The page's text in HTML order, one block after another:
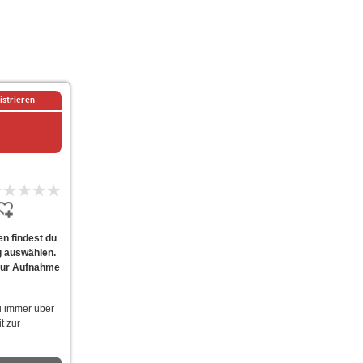
findest du
auswählen.
Aufnahme
immer über
zur